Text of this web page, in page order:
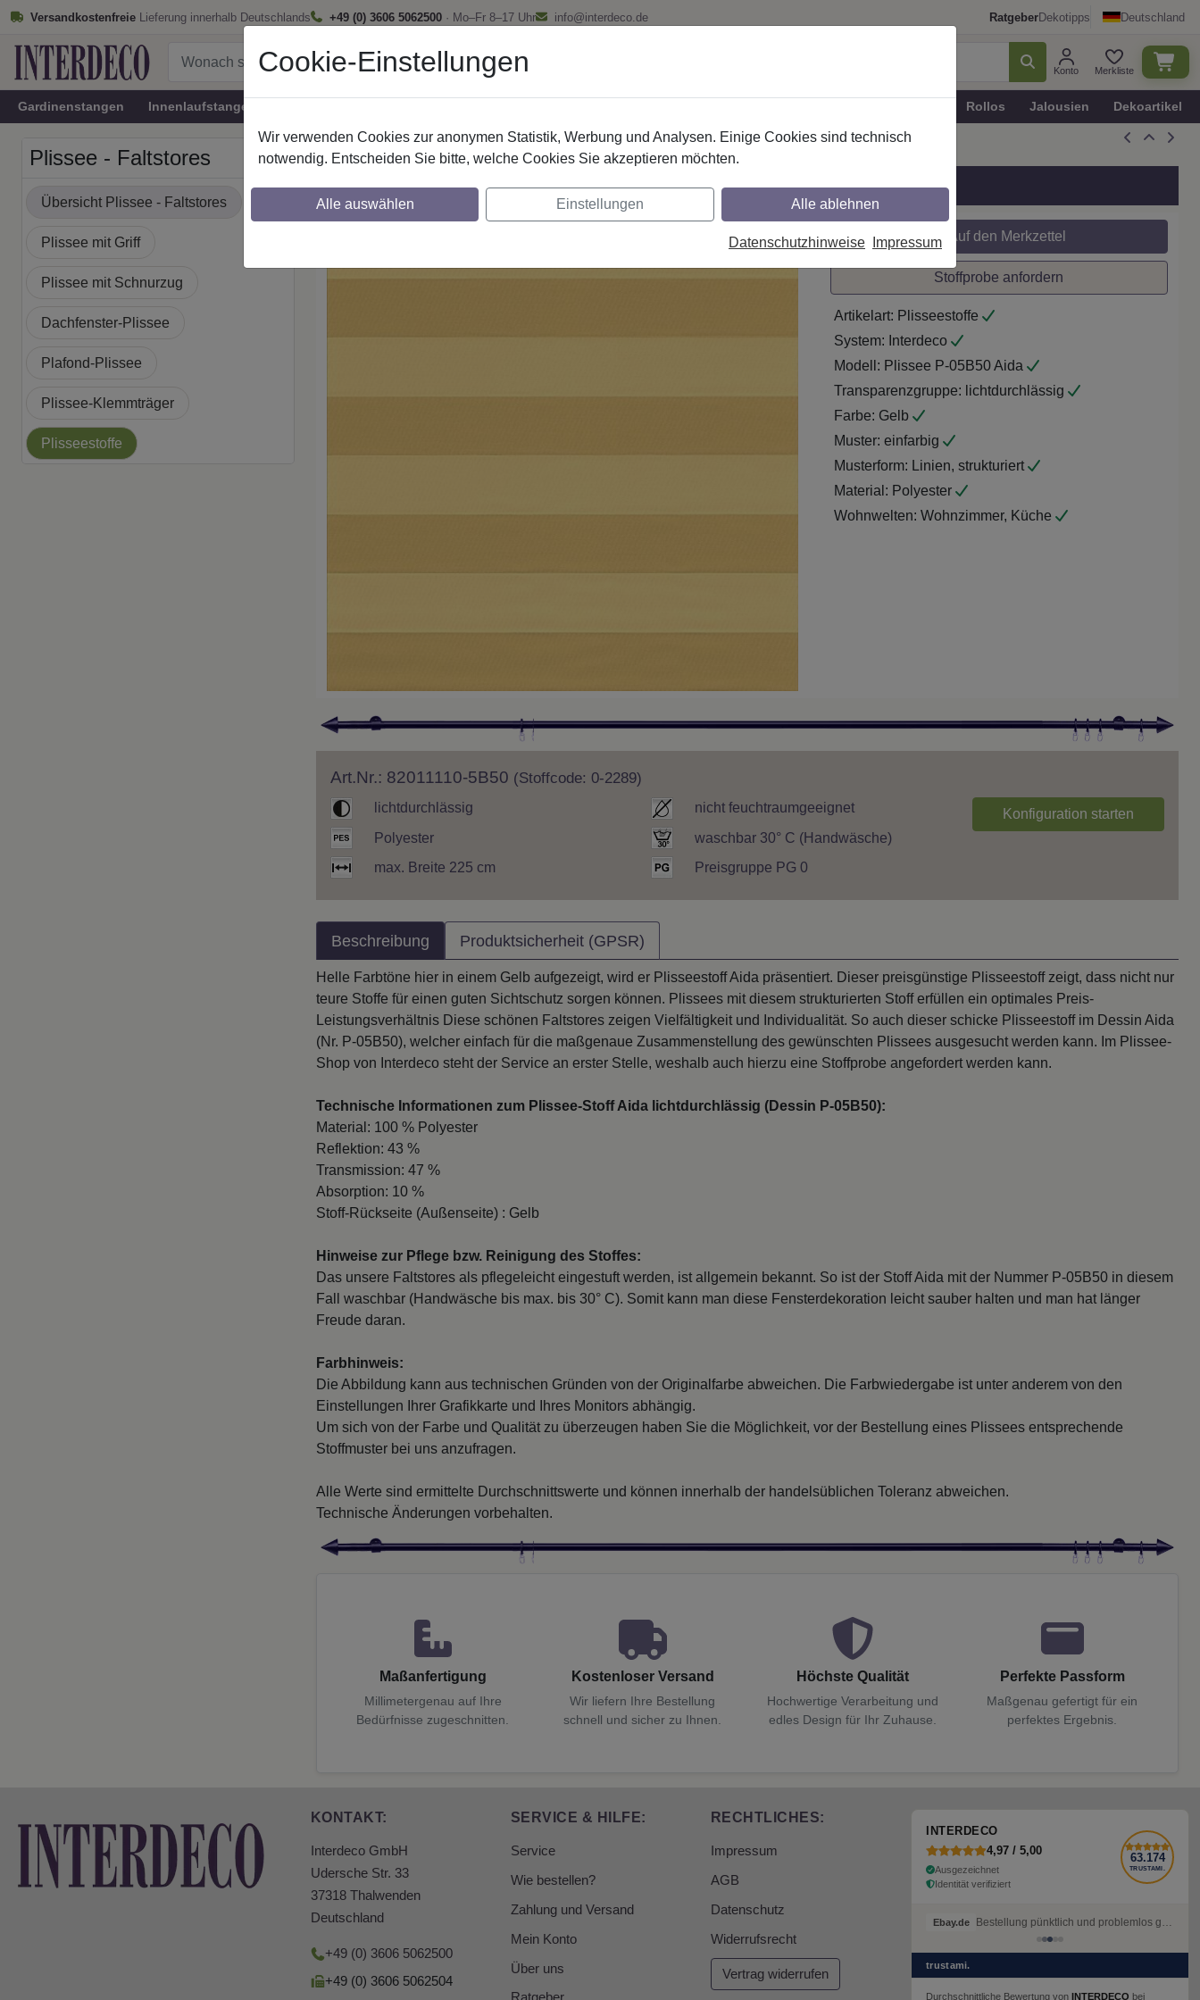
Versandkostenfreie Lieferung innerhalb Deutschlands +49 (0) 3606 5062500 · Mo–Fr 8–17 Uhr info@interdeco.de RatgeberDekotipps Deutschland
Konto Merkliste
Gardinenstangen Innenlaufstangen Rollos Jalousien Dekoartikel
Plissee - Faltstores
Übersicht Plissee - Faltstores
Plissee mit Griff
Plissee mit Schnurzug
Dachfenster-Plissee
Plafond-Plissee
Plissee-Klemmträger
Plisseestoffe
Plissee - Faltstores Plisseestoffe
Plisseestoff - Dessin P-05B50 Aida lichtdurchlässig PG 0
Proben bestellbar
Auf den Merkzettel
Stoffprobe anfordern
Artikelart: Plisseestoffe
System: Interdeco
Modell: Plissee P-05B50 Aida
Transparenzgruppe: lichtdurchlässig
Farbe: Gelb
Muster: einfarbig
Musterform: Linien, strukturiert
Material: Polyester
Wohnwelten: Wohnzimmer, Küche
Art.Nr.: 82011110-5B50 (Stoffcode: 0-2289)
lichtdurchlässig
nicht feuchtraumgeeignet
Polyester
waschbar 30° C (Handwäsche)
max. Breite 225 cm
Preisgruppe PG 0
Konfiguration starten
Beschreibung Produktsicherheit (GPSR)
Helle Farbtöne hier in einem Gelb aufgezeigt, wird er Plisseestoff Aida präsentiert. Dieser preisgünstige Plisseestoff zeigt, dass nicht nur
teure Stoffe für einen guten Sichtschutz sorgen können. Plissees mit diesem strukturierten Stoff erfüllen ein optimales Preis-
Leistungsverhältnis Diese schönen Faltstores zeigen Vielfältigkeit und Individualität. So auch dieser schicke Plisseestoff im Dessin Aida
(Nr. P-05B50), welcher einfach für die maßgenaue Zusammenstellung des gewünschten Plissees ausgesucht werden kann. Im Plissee-
Shop von Interdeco steht der Service an erster Stelle, weshalb auch hierzu eine Stoffprobe angefordert werden kann.
Technische Informationen zum Plissee-Stoff Aida lichtdurchlässig (Dessin P-05B50):
Material: 100 % Polyester
Reflektion: 43 %
Transmission: 47 %
Absorption: 10 %
Stoff-Rückseite (Außenseite) : Gelb
Hinweise zur Pflege bzw. Reinigung des Stoffes:
Das unsere Faltstores als pflegeleicht eingestuft werden, ist allgemein bekannt. So ist der Stoff Aida mit der Nummer P-05B50 in diesem
Fall waschbar (Handwäsche bis max. bis 30° C). Somit kann man diese Fensterdekoration leicht sauber halten und man hat länger
Freude daran.
Farbhinweis:
Die Abbildung kann aus technischen Gründen von der Originalfarbe abweichen. Die Farbwiedergabe ist unter anderem von den
Einstellungen Ihrer Grafikkarte und Ihres Monitors abhängig.
Um sich von der Farbe und Qualität zu überzeugen haben Sie die Möglichkeit, vor der Bestellung eines Plissees entsprechende
Stoffmuster bei uns anzufragen.
Alle Werte sind ermittelte Durchschnittswerte und können innerhalb der handelsüblichen Toleranz abweichen.
Technische Änderungen vorbehalten.
Maßanfertigung
Millimetergenau auf Ihre
Bedürfnisse zugeschnitten.
Kostenloser Versand
Wir liefern Ihre Bestellung
schnell und sicher zu Ihnen.
Höchste Qualität
Hochwertige Verarbeitung und
edles Design für Ihr Zuhause.
Perfekte Passform
Maßgenau gefertigt für ein
perfektes Ergebnis.
KONTAKT:
Interdeco GmbH
Udersche Str. 33
37318 Thalwenden
Deutschland
+49 (0) 3606 5062500
+49 (0) 3606 5062504
SERVICE & HILFE:
Service
Wie bestellen?
Zahlung und Versand
Mein Konto
Über uns
RECHTLICHES:
Impressum
AGB
Datenschutz
Widerrufsrecht
Vertrag widerrufen
INTERDECO
4,97 / 5,00
Ausgezeichnet
Identität verifiziert
63.174
TRUSTAMI.
Ebay.de Bestellung pünktlich und problemlos geliefert
trustami.
Durchschnittliche Bewertung von INTERDECO bei
Cookie-Einstellungen
Wir verwenden Cookies zur anonymen Statistik, Werbung und Analysen. Einige Cookies sind technisch
notwendig. Entscheiden Sie bitte, welche Cookies Sie akzeptieren möchten.
Alle auswählen Einstellungen Alle ablehnen
Datenschutzhinweise Impressum